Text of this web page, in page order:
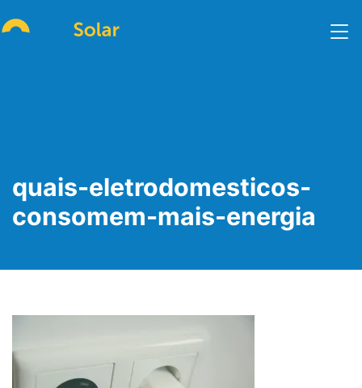
quais-eletrodomesticos-
consomem-mais-energia